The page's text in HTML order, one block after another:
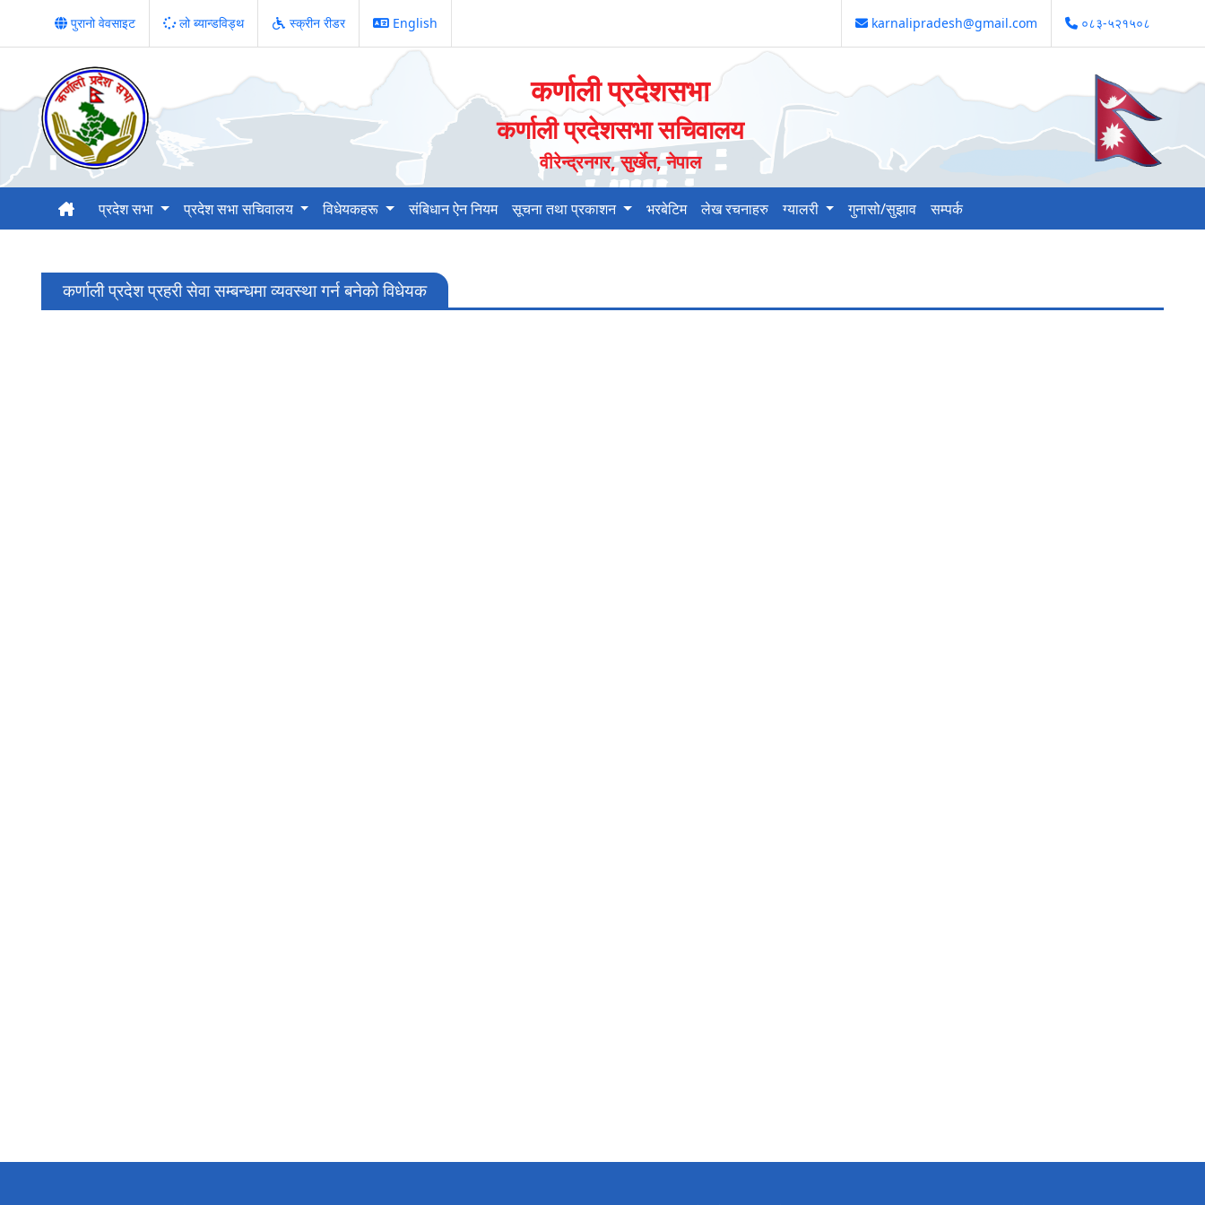
पुरानो वेवसाइट लो ब्यान्डविड्थ स्क्रीन रीडर English karnalipradesh@gmail.com ०८३-५२१५०८
कर्णाली प्रदेशसभा
कर्णाली प्रदेशसभा सचिवालय
वीरेन्द्रनगर, सुर्खेत, नेपाल
प्रदेश सभा प्रदेश सभा सचिवालय विधेयकहरू संबिधान ऐन नियम सूचना तथा प्रकाशन भरबेटिम लेख रचनाहरु ग्यालरी गुनासो/सुझाव सम्पर्क
कर्णाली प्रदेश प्रहरी सेवा सम्बन्धमा व्यवस्था गर्न बनेको विधेयक